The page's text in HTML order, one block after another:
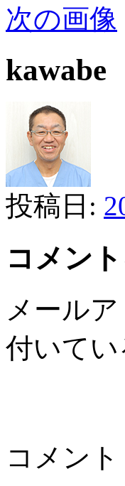
次の画像
kawabe
投稿日:
コメン
メール
付いて
コメント